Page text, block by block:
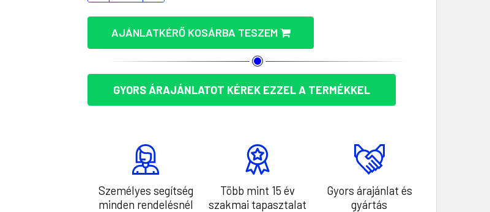
AJÁNLATKÉRŐ KOSÁRBA TESZEM
GYORS ÁRAJÁNLATOT KÉREK EZZEL A TERMÉKKEL
Személyes segítség
minden rendelésnél
Több mint 15 év
szakmai tapasztalat
Gyors árajánlat és
gyártás